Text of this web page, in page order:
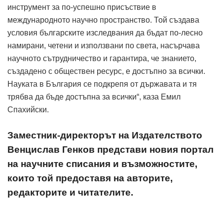
инструмент за по-успешно присъствие в
международното научно пространство. Той създава
условия българските изследвания да бъдат по-лесно
намирани, четени и използвани по света, насърчава
научното сътрудничество и гарантира, че знанието,
създадено с обществен ресурс, е достъпно за всички.
Науката в България се подкрепя от държавата и тя
трябва да бъде достъпна за всички“, каза Емил
Спахийски.
Заместник-директорът на Издателството
Венцислав Генков представи новия портал
на научните списания и възможностите,
които той предоставя на авторите,
редакторите и читателите.